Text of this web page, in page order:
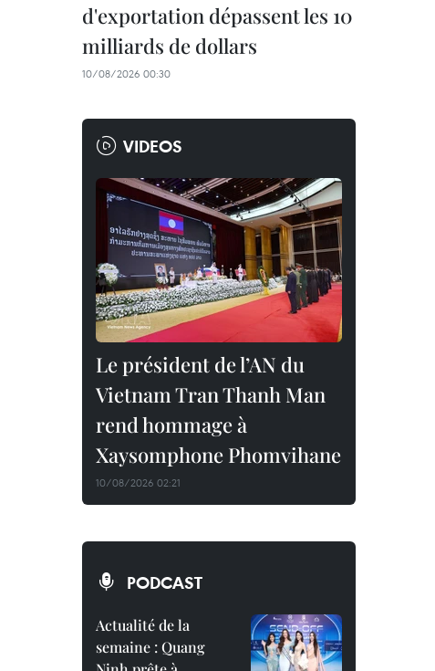
d'exportation dépassent les 10
milliards de dollars
10/08/2026 00:30
VIDEOS
Le président de l’AN du
Vietnam Tran Thanh Man
rend hommage à
Xaysomphone Phomvihane
10/08/2026 02:21
PODCAST
Actualité de la
semaine : Quang